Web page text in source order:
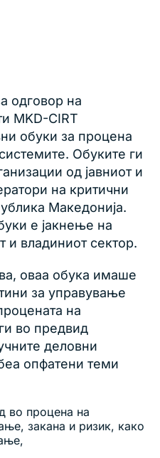
одговор на
MKD-CIRT
обуки за процена
Обуките ги
од јавниот и
на критични
Македонија.
е јакнење на
и владиниот сектор.
оваа обука имаше
за управување
на
во предвид
деловни
опфатени теми
во процена на
закана и ризик, како